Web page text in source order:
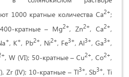
1000 кратные количества Са2+;
кратные – Mg2+, Zn2+, Ca2+,
+, K+, Pb2+, Ni2+, Fe3+, Al3+, Ga3+,
, W (VI); 50-кратные – Cu2+, Co2+,
Zr (IV); 10-кратные – Tl3+, Sb3+, Ti